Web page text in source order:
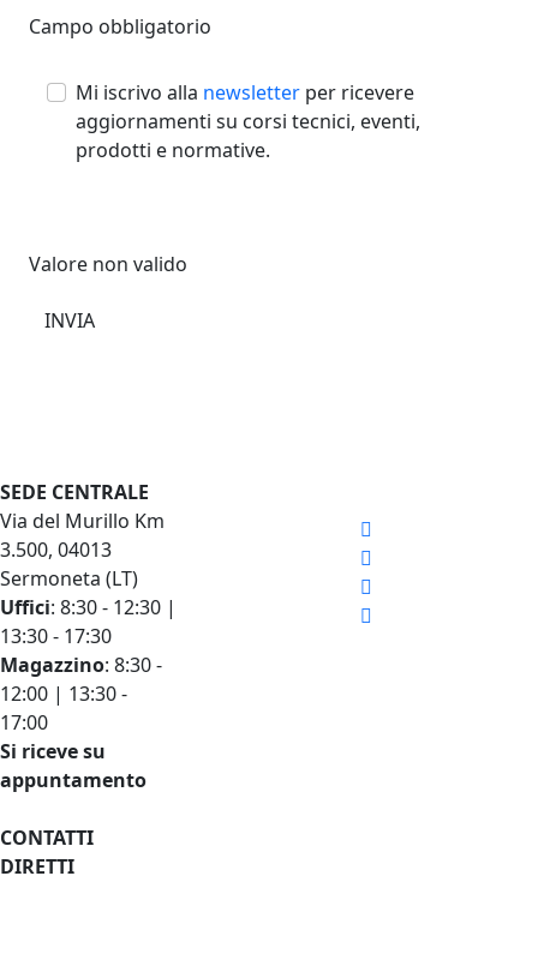
Campo obbligatorio
Mi iscrivo alla newsletter per ricevere
aggiornamenti su corsi tecnici, eventi,
prodotti e normative.
Valore non valido
INVIA
SEDE CENTRALE
Via del Murillo Km
3.500, 04013
Sermoneta (LT)
Uffici: 8:30 - 12:30 |
13:30 - 17:30
Magazzino: 8:30 -
12:00 | 13:30 -
17:00
Si riceve su
appuntamento
CONTATTI
DIRETTI